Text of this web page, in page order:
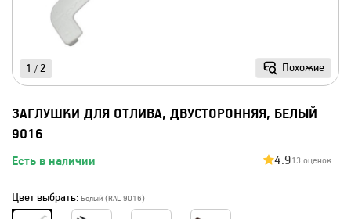
Похожие
1 / 2
ЗАГЛУШКИ ДЛЯ ОТЛИВА, ДВУСТОРОННЯЯ, БЕЛЫЙ
9016
Есть в наличии 4.913 оценок
Цвет выбрать: Белый (RAL 9016)